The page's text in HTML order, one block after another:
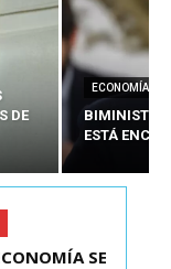
DE
ECONOMÍA
BIMINISTRO
ESTÁ
ELECTO DE
SE